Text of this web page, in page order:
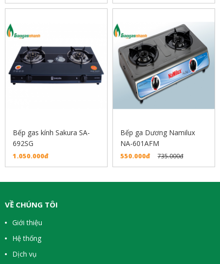
Bếp gas kính Sakura SA-
692SG
1.050.000đ
Bếp ga Dương Namilux
NA-601AFM
550.000đ 735.000đ
VỀ CHÚNG TÔI
Giới thiệu
Hệ thống
Dịch vụ